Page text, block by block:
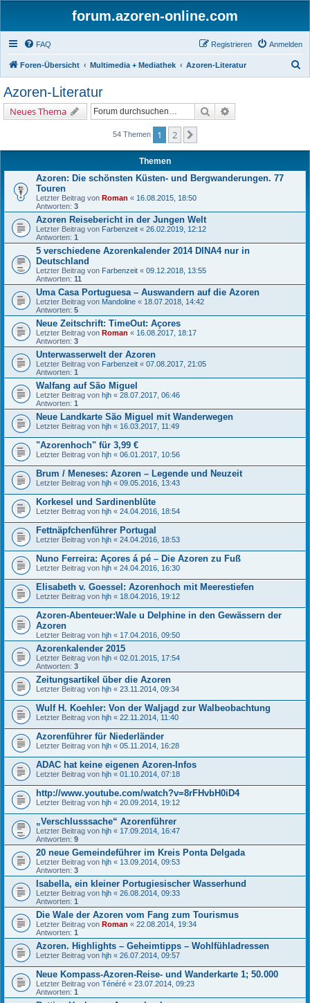
forum.azoren-online.com
FAQ Anmelden
Registrieren
Foren-Übersicht Multimedia + Mediathek Azoren-Literatur
Azoren-Literatur
Neues Thema Suche
54 Themen 1 2
Themen
Azoren: Die schönsten Küsten- und Bergwanderungen. 77
Touren
Letzter Beitrag von Roman « 16.08.2015, 18:50
Antworten: 3
Azoren Reisebericht in der Jungen Welt
Letzter Beitrag von Farbenzeit « 26.02.2019, 12:12
Antworten: 1
5 verschiedene Azorenkalender 2014 DINA4 nur in
Deutschland
Letzter Beitrag von Farbenzeit « 09.12.2018, 13:55
Antworten: 11
Uma Casa Portuguesa – Auswandern auf die Azoren
Letzter Beitrag von Mandoline « 18.07.2018, 14:42
Antworten: 5
Neue Zeitschrift: TimeOut: Açores
Letzter Beitrag von Roman « 16.08.2017, 18:17
Antworten: 3
Unterwasserwelt der Azoren
Letzter Beitrag von Farbenzeit « 07.08.2017, 21:05
Antworten: 1
Walfang auf São Miguel
Letzter Beitrag von hjh « 28.07.2017, 06:46
Antworten: 1
Neue Landkarte São Miguel mit Wanderwegen
Letzter Beitrag von hjh « 16.03.2017, 11:49
"Azorenhoch" für 3,99 €
Letzter Beitrag von hjh « 06.01.2017, 10:56
Brum / Meneses: Azoren – Legende und Neuzeit
Letzter Beitrag von hjh « 09.05.2016, 13:43
Korkesel und Sardinenblüte
Letzter Beitrag von hjh « 24.04.2016, 18:54
Fettnäpfchenführer Portugal
Letzter Beitrag von hjh « 24.04.2016, 18:53
Nuno Ferreira: Açores á pé – Die Azoren zu Fuß
Letzter Beitrag von hjh « 24.04.2016, 16:30
Elisabeth v. Goessel: Azorenhoch mit Meerestiefen
Letzter Beitrag von hjh « 18.04.2016, 19:12
Azoren-Abenteuer:Wale u Delphine in den Gewässern der
Azoren
Letzter Beitrag von hjh « 17.04.2016, 09:50
Azorenkalender 2015
Letzter Beitrag von hjh « 02.01.2015, 17:54
Antworten: 3
Zeitungsartikel über die Azoren
Letzter Beitrag von hjh « 23.11.2014, 09:34
Wulf H. Koehler: Von der Waljagd zur Walbeobachtung
Letzter Beitrag von hjh « 22.11.2014, 11:40
Azorenführer für Niederländer
Letzter Beitrag von hjh « 05.11.2014, 16:28
ADAC hat keine eigenen Azoren-Infos
Letzter Beitrag von hjh « 01.10.2014, 07:18
http://www.youtube.com/watch?v=8rFHvbH0iD4
Letzter Beitrag von hjh « 20.09.2014, 19:12
„Verschlusssache“ Azorenführer
Letzter Beitrag von hjh « 17.09.2014, 16:47
Antworten: 9
20 neue Gemeindeführer im Kreis Ponta Delgada
Letzter Beitrag von hjh « 13.09.2014, 09:53
Antworten: 3
Isabella, ein kleiner Portugiesischer Wasserhund
Letzter Beitrag von hjh « 26.08.2014, 09:33
Antworten: 1
Die Wale der Azoren vom Fang zum Tourismus
Letzter Beitrag von Roman « 22.08.2014, 19:34
Antworten: 1
Azoren. Highlights – Geheimtipps – Wohlfühladressen
Letzter Beitrag von hjh « 26.07.2014, 09:57
Neue Kompass-Azoren-Reise- und Wanderkarte 1; 50.000
Letzter Beitrag von Ténéré « 23.07.2014, 09:23
Antworten: 1